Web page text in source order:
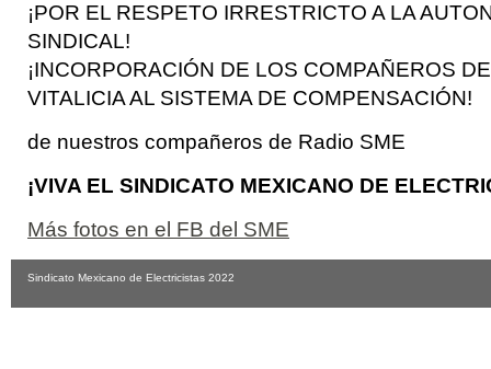
¡POR EL RESPETO IRRESTRICTO A LA
SINDICAL!
¡INCORPORACIÓN DE LOS COMPAÑEROS
VITALICIA AL SISTEMA DE COMPENSACIÓN!
de nuestros compañeros de Radio SME
¡VIVA EL SINDICATO MEXICANO DE
Más fotos en el FB del SME
Sindicato Mexicano de Electricistas 2022